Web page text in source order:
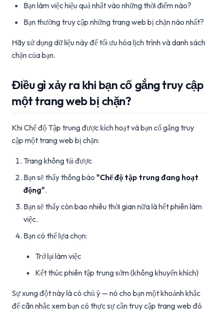
Bạn làm việc hiệu quả nhất vào những thời điểm nào?
Bạn thường truy cập những trang web bị chặn nào nhất?
Hãy sử dụng dữ liệu này để tối ưu hóa lịch trình và danh sách
chặn của bạn.
Điều gì xảy ra khi bạn cố gắng truy cập
một trang web bị chặn?
Khi Chế độ Tập trung được kích hoạt và bạn cố gắng truy
cập một trang web bị chặn:
Trang không tải được
Bạn sẽ thấy thông báo "Chế độ tập trung đang hoạt
động".
Bạn sẽ thấy còn bao nhiêu thời gian nữa là hết phiên làm
việc.
Bạn có thể lựa chọn:
Trở lại làm việc
Kết thúc phiên tập trung sớm (không khuyến khích)
Sự xung đột này là có chủ ý — nó cho bạn một khoảnh khắc
để cân nhắc xem bạn có thực sự cần truy cập trang web đó